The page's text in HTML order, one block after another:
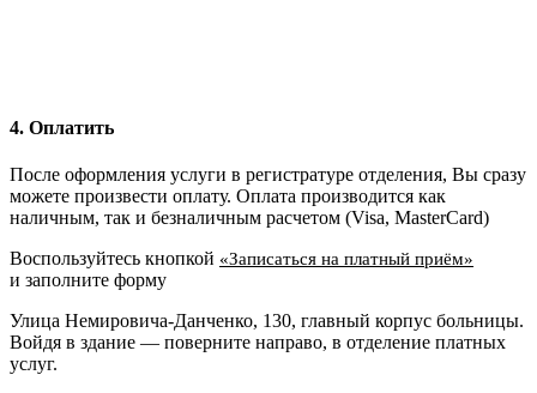
4. Оплатить
После оформления услуги в регистратуре отделения, Вы сразу
можете произвести оплату. Оплата производится как
наличным, так и безналичным расчетом (Visa, MasterCard)
Воспользуйтесь кнопкой «Записаться на платный приём»
и заполните форму
Улица Немировича-Данченко, 130, главный корпус больницы.
Войдя в здание — поверните направо, в отделение платных
услуг.